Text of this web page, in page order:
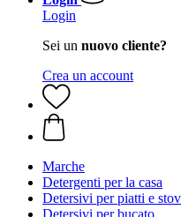
Login
Sei un nuovo cliente?
Crea un account
Marche
Detergenti per la casa
Detersivi per piatti e
Detersivi per bucato